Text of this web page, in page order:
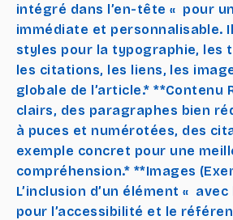
intégré dans l’en-tête « pour
immédiate et personnalisable.
styles pour la typographie, les
les citations, les liens, les
globale de l’article.* **Contenu
clairs, des paragraphes bien
à puces et numérotées, des
exemple concret pour une
compréhension.* **Images
L’inclusion d’un élément «
pour l’accessibilité et le